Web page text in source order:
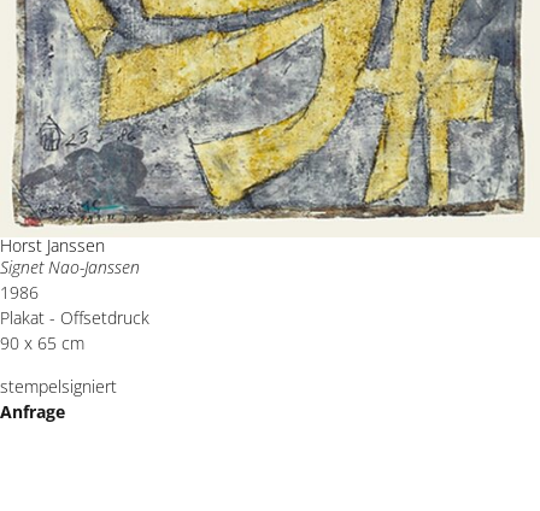
Horst Janssen
Signet Nao-Janssen
1986
Plakat - Offsetdruck
90 x 65 cm
stempelsigniert
Anfrage